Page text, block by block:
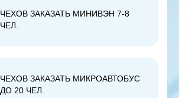
ЧЕХОВ ЗАКАЗАТЬ МИНИВЭН 7-8
ЧЕЛ.
ЧЕХОВ ЗАКАЗАТЬ МИКРОАВТОБУС
ДО 20 ЧЕЛ.